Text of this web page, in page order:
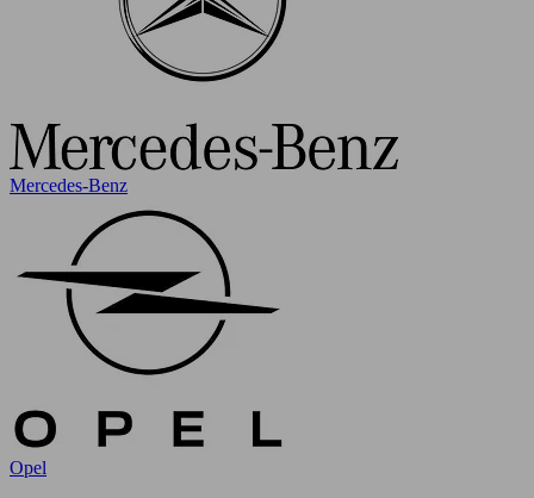
Mercedes-Benz
Opel